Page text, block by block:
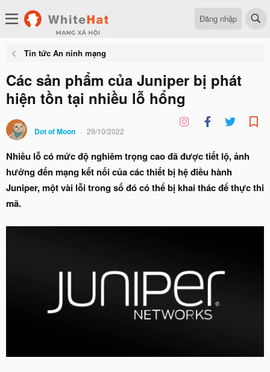
Đăng nhập
Tin tức An ninh mạng
Các sản phẩm của Juniper bị phát
hiện tồn tại nhiều lỗ hổng
Dot of Moon 29/10/2022
Nhiều lỗ có mức độ nghiêm trọng cao đã được tiết lộ, ảnh
hưởng đến mạng kết nối của các thiết bị hệ điều hành
Juniper, một vài lỗi trong số đó có thể bị khai thác để thực thi
mã.